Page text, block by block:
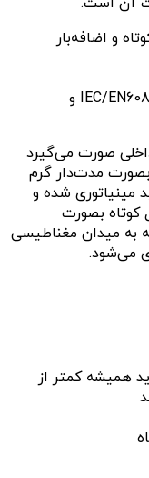
و اضافه‌بار
ساخته‌شده مطابق با استاندارد IEC/EN60898-1 و
صورت می‌گیرد
بصورت مدت‌دار گرم
مینیاتوری شده و
کوتاه بصورت
به میدان مغناطیسی
می‌شود.
همیشه کمتر از